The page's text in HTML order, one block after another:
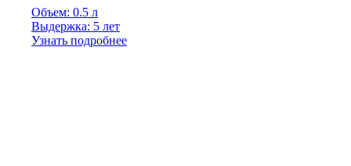
Объем: 0.5 л
Выдержка: 5 лет
Узнать подробнее